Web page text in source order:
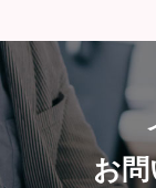
お